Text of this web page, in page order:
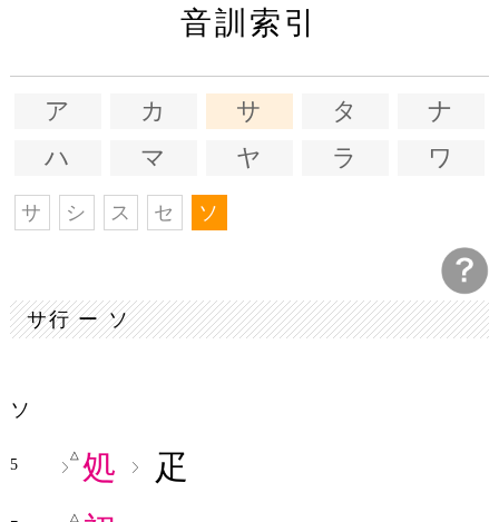
音訓索引
ア カ サ タ
ナ
ハ
マ ヤ ラ ワ
サ シ ス セ ソ
サ行 ー ソ
ソ
5
△ 処 疋
△